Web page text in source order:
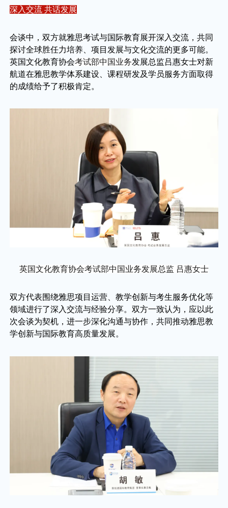
深入交流 共话发展
会谈中，双方就雅思考试与国际教育展开深入交流，共同
探讨全球胜任力培养、项目发展与文化交流的更多可能。
英国文化教育协会考试部中国业务发展总监吕惠女士对新
航道在雅思教学体系建设、课程研发及学员服务方面取得
的成绩给予了积极肯定。
英国文化教育协会考试部中国业务发展总监 吕惠女士
双方代表围绕雅思项目运营、教学创新与考生服务优化等
领域进行了深入交流与经验分享。双方一致认为，应以此
次会谈为契机，进一步深化沟通与协作，共同推动雅思教
学创新与国际教育高质量发展。